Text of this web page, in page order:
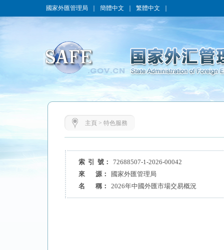
國家外匯管理局 簡體中文 繁體中文
主頁 > 特色服務
索 引 號：
72688507-1-2026-00042
來 源：
國家外匯管理局
名 稱：
2026年中國外匯市場交易概況